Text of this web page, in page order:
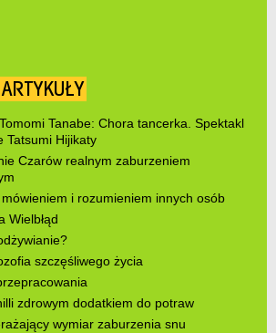
Tanabe: Chora tancerka. Spektakl
Tatsumi Hijikaty
Czarów realnym zaburzeniem
i rozumieniem innych osób
Wielbłąd
szczęśliwego życia
zdrowym dodatkiem do potraw
wymiar zaburzenia snu